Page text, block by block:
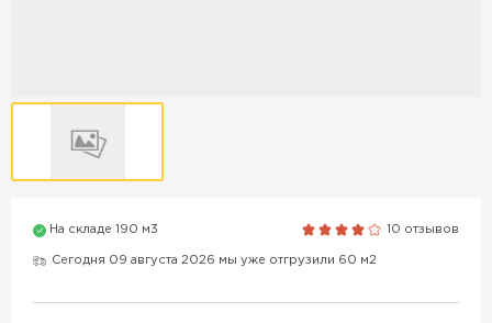
На складе 190 м3 10 отзывов
Сегодня 09 августа 2026 мы уже отгрузили 60 м2
ПОКАЗАТЬ БОЛЬШЕ
ВСЕ ПРОИЗВОДИТЕЛИ